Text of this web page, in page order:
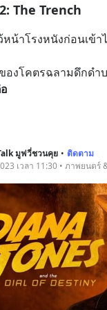
The Meg 2: The Trench
หน้าโรงหนังก่อนเข้
งโคตรฉลามดึกดำ
มูฟวี่ชวนคุย • ติดตาม
เวลา 11:30 • ภาพยนตร์